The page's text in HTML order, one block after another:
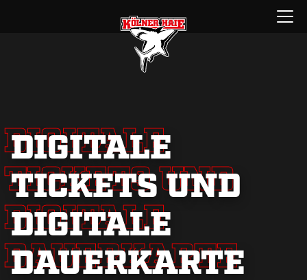
Menü
öffnen
DIGITALE
TICKETS UND
DIGITALE
DAUERKARTE
DIGITALE
TICKETS UND
DIGITALE
DAUERKARTE